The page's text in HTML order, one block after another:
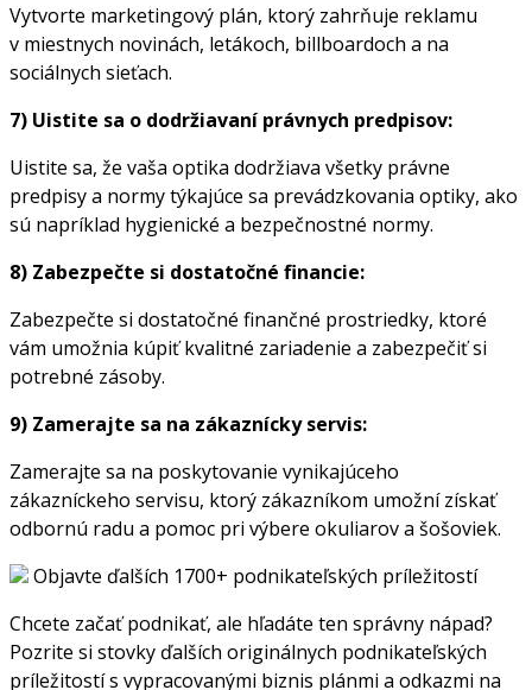
Vytvorte marketingový plán, ktorý zahrňuje reklamu
v miestnych novinách, letákoch, billboardoch a na
sociálnych sieťach.
7) Uistite sa o dodržiavaní právnych predpisov:
Uistite sa, že vaša optika dodržiava všetky právne
predpisy a normy týkajúce sa prevádzkovania optiky, ako
sú napríklad hygienické a bezpečnostné normy.
8) Zabezpečte si dostatočné financie:
Zabezpečte si dostatočné finančné prostriedky, ktoré
vám umožnia kúpiť kvalitné zariadenie a zabezpečiť si
potrebné zásoby.
9) Zamerajte sa na zákaznícky servis:
Zamerajte sa na poskytovanie vynikajúceho
zákazníckeho servisu, ktorý zákazníkom umožní získať
odbornú radu a pomoc pri výbere okuliarov a šošoviek.
Objavte ďalších 1700+ podnikateľských príležitostí
Chcete začať podnikať, ale hľadáte ten správny nápad?
Pozrite si stovky ďalších originálnych podnikateľských
príležitostí s vypracovanými biznis plánmi a odkazmi na